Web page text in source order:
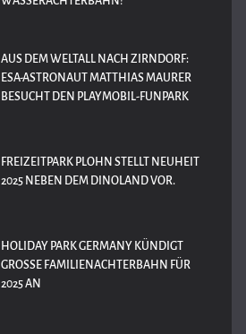
AUS DEM WELTALL NACH ZIRNDORF:
ESA-ASTRONAUT MATTHIAS MAURER
BESUCHT DEN PLAYMOBIL-FUNPARK
FREIZEITPARK PLOHN STELLT NEUHEIT
2025 NEBEN DEM DINOLAND VOR.
HOLIDAY PARK GERMANY KÜNDIGT
GROSSE FAMILIENACHTERBAHN FÜR 2
025 AN